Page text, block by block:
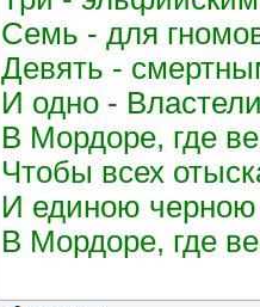
Семь - для
Девять -
И одно -
В Мордоре, где
Чтобы всех
И единою черною
В Мордоре, где